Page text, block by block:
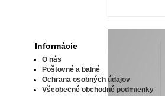
Informácie
O nás
Poštovné a balné
Ochrana osobných údajov
Všeobecné obchodné podmienky